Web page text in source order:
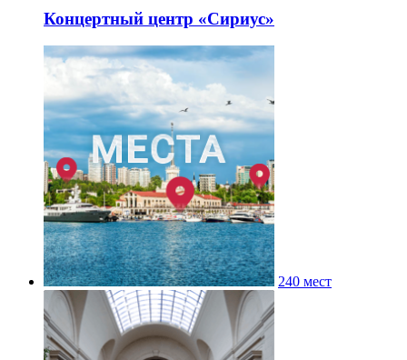
Концертный центр «Сириус»
240 мест